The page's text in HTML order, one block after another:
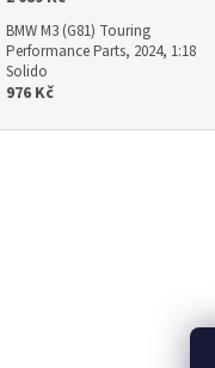
BMW M3 (G81) Touring
Performance Parts, 2024, 1:18
Solido
976 Kč